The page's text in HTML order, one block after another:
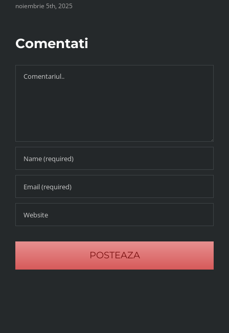
noiembrie 5th, 2025
Comentati
Comment